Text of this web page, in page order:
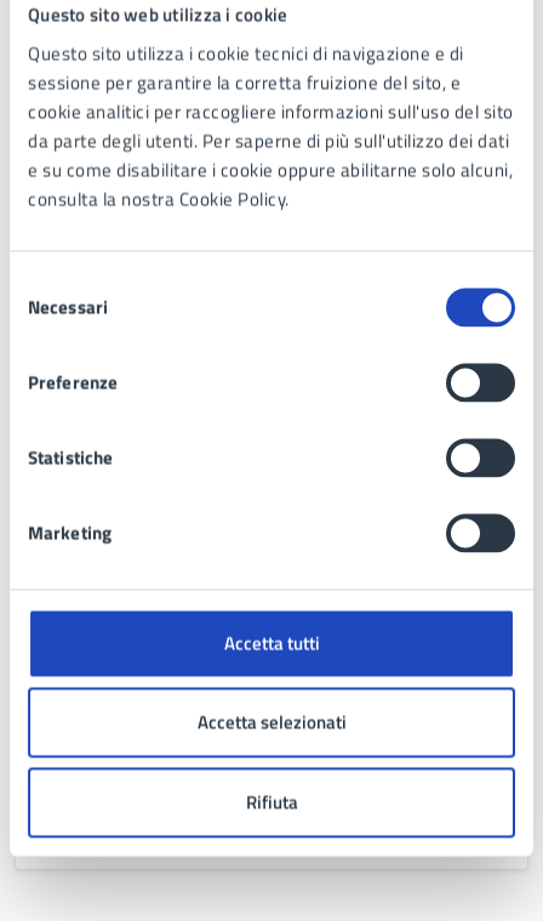
Questo sito web utilizza i cookie
Questo sito utilizza i cookie tecnici di navigazione e di
sessione per garantire la corretta fruizione del sito, e
cookie analitici per raccogliere informazioni sull'uso del sito
da parte degli utenti. Per saperne di più sull'utilizzo dei dati
e su come disabilitare i cookie oppure abilitarne solo alcuni,
consulta la nostra Cookie Policy.
delNecessari
Preferenze
Statistiche
Marketing
Accetta tutti
Accetta selezionati
Rifiuta
Fr
ancesco IOVINO
per la lista provinciale n. 19 - “FRATELLI D’ITALIA
GIORGIA MELONI PER CIRIELLI”
o SANGIULIANO (detto Genny)
CANE
Modello n. 321 - AR
COMUNE DI MARANO DI NAPOLI - c_e906 -
Allegati
MANIFESTO PROCLAMAZIONE ELETTI ALLA
PRESIDENZA DELLA GIUNTA E DEL CONSIGLIO
REGIONALE.pdf